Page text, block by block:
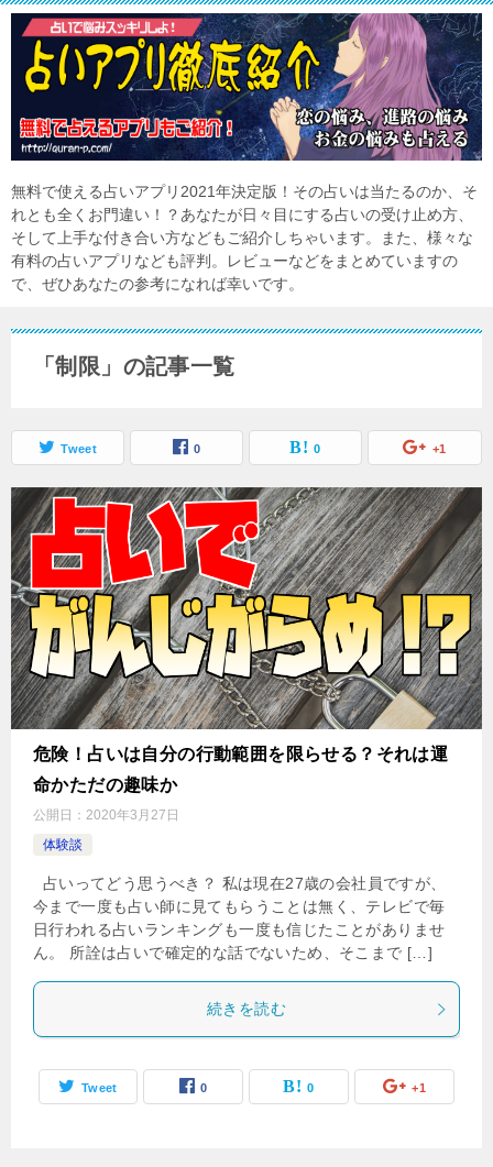
無料で使える占いアプリ2021年決定版！その占いは当たるのか、そ
れとも全くお門違い！？あなたが日々目にする占いの受け止め方、
そして上手な付き合い方などもご紹介しちゃいます。また、様々な
有料の占いアプリなども評判。レビューなどをまとめていますの
で、ぜひあなたの参考になれば幸いです。
「制限」の記事一覧
Tweet 0 0 +1
危険！占いは自分の行動範囲を限らせる？それは運
命かただの趣味か
公開日： 2020年3月27日
体験談
占いってどう思うべき？ 私は現在27歳の会社員ですが、
今まで一度も占い師に見てもらうことは無く、テレビで毎
日行われる占いランキングも一度も信じたことがありませ
ん。 所詮は占いで確定的な話でないため、そこまで […]
続きを読む
Tweet 0 0 +1